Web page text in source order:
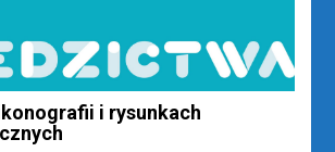
i rysunkach